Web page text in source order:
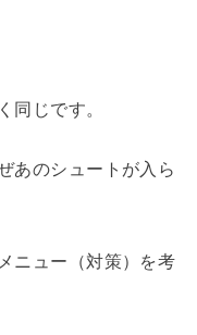
同じです。
あのシュートが入ら
ニュー（対策）を考